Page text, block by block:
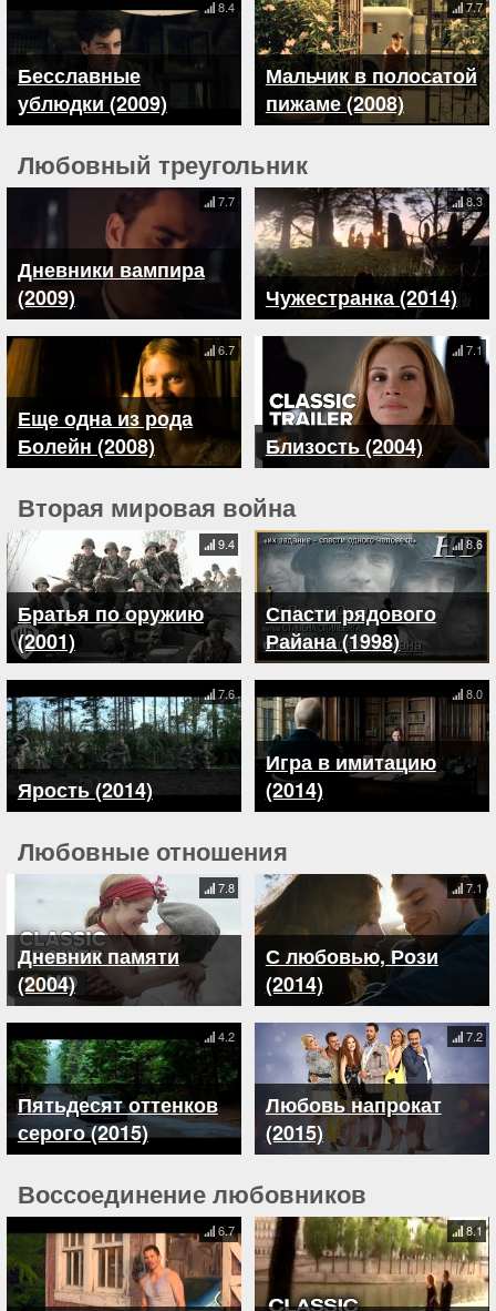
Бесславные
ублюдки (2009)
8.4
Мальчик в полосатой
пижаме (2008)
7.7
Любовный треугольник
Дневники вампира
(2009)
7.7
Чужестранка (2014)
8.3
Еще одна из рода
Болейн (2008)
6.7
Близость (2004)
7.1
Вторая мировая война
Братья по оружию
(2001)
9.4
Спасти рядового
Райана (1998)
8.6
Ярость (2014)
7.6
Игра в имитацию
(2014)
8.0
Любовные отношения
Дневник памяти
(2004)
7.8
С любовью, Рози
(2014)
7.1
Пятьдесят оттенков
серого (2015)
4.2
Любовь напрокат
(2015)
7.2
Воссоединение любовников
6.7 8.1